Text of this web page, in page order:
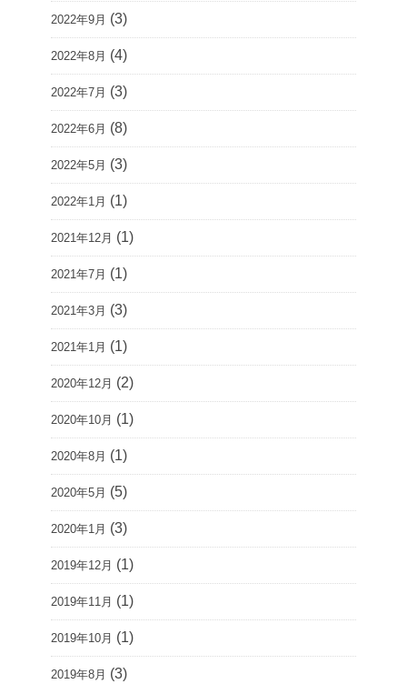
2022年9月 (3)
2022年8月 (4)
2022年7月 (3)
2022年6月 (8)
2022年5月 (3)
2022年1月 (1)
2021年12月 (1)
2021年7月 (1)
2021年3月 (3)
2021年1月 (1)
2020年12月 (2)
2020年10月 (1)
2020年8月 (1)
2020年5月 (5)
2020年1月 (3)
2019年12月 (1)
2019年11月 (1)
2019年10月 (1)
2019年8月 (3)